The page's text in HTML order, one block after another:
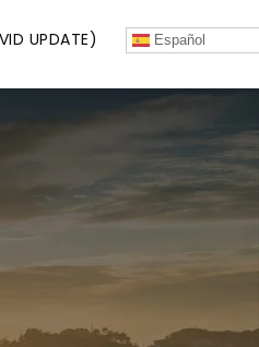
UPDATE) Español